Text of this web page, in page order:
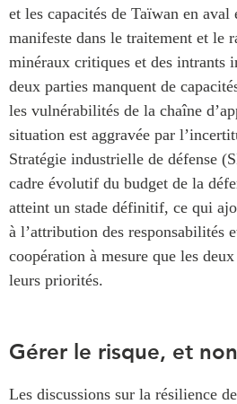
et les capacités de Taïwan en
manifeste dans le traitement et le
minéraux critiques et des intrants
deux parties manquent de
les vulnérabilités de la chaîne
situation est aggravée par
Stratégie industrielle de défense
cadre évolutif du budget de la
atteint un stade définitif, ce qui
à l’attribution des responsabilités
coopération à mesure que les
leurs priorités.
Gérer le risque, et
Les discussions sur la résilience